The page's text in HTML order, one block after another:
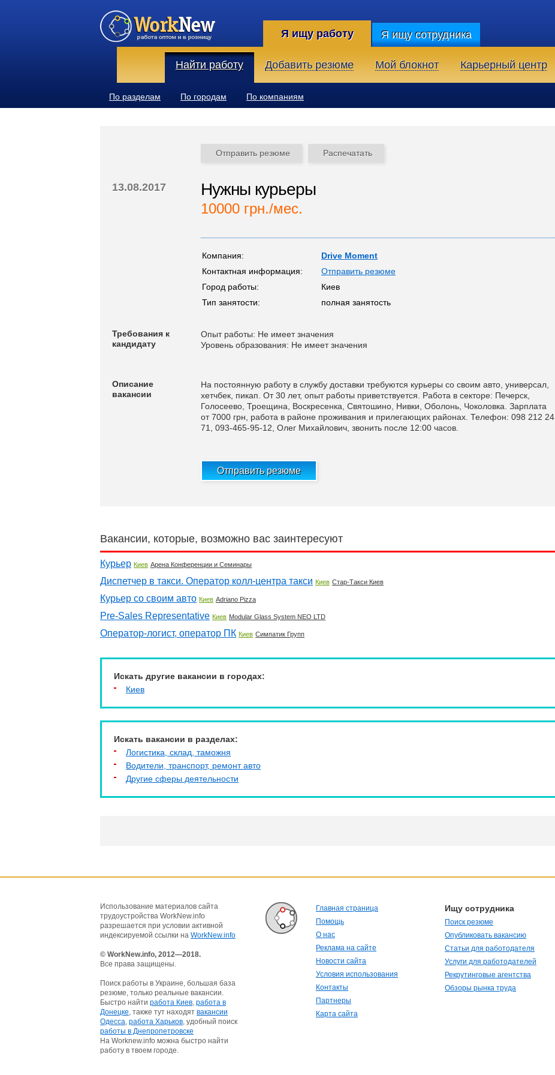
Я ищу работу Я ищу сотрудника
Найти работу Добавить резюме Мой блокнот Карьерный центр
По разделам По городам По компаниям
Отправить резюме Распечатать
13.08.2017 Нужны курьеры
10000 грн./мес.
Компания:
Drive Moment
Контактная информация:
Отправить резюме
Город работы:
Киев
Тип занятости:
полная занятость
Требования к
кандидату
Опыт работы: Не имеет значения
Уровень образования: Не имеет значения
Описание
вакансии
На постоянную работу в службу доставки требуются курьеры со своим авто, универсал,
хетчбек, пикап. От 30 лет, опыт работы приветствуется. Работа в секторе: Печерск,
Голосеево, Троещина, Воскресенка, Святошино, Нивки, Оболонь, Чоколовка. Зарплата
от 7000 грн, работа в районе проживания и прилегающих районах. Телефон: 098 212 24
71, 093-465-95-12, Олег Михайлович, звонить после 12:00 часов.
Отправить резюме
Вакансии, которые, возможно вас заинтересуют
Курьер Киев Арена Конференции и Семинары
Диспетчер в такси. Оператор колл-центра такси Киев Стар-Такси Киев
Курьер со своим авто Киев Adriano Pizza
Pre-Sales Representative Киев Modular Glass System NEO LTD
Оператор-логист, оператор ПК Киев Симпатик Групп
Искать другие вакансии в городах:
Киев
Искать вакансии в разделах:
Логистика, склад, таможня
Водители, транспорт, ремонт авто
Другие сферы деятельности
Использование материалов сайта
трудоустройства WorkNew.info
разрешается при условии активной
индексируемой ссылки на WorkNew.info
© WorkNew.info, 2012—2018.
Все права защищены.
Поиск работы в Украине, большая база
резюме, только реальные вакансии.
Быстро найти работа Киев, работа в
Донецке, также тут находят вакансии
Одесса, работа Харьков, удобный поиск
работы в Днепропетровске
На Worknew.info можна быстро найти
работу в твоем городе.
Главная страница
Помощь
О нас
Реклама на сайте
Новости сайта
Условия использования
Контакты
Партнеры
Карта сайта
Ищу сотрудника
Поиск резюме
Опубликовать вакансию
Статьи для работодателя
Услуги для работодателей
Рекрутинговые агентства
Обзоры рынка труда